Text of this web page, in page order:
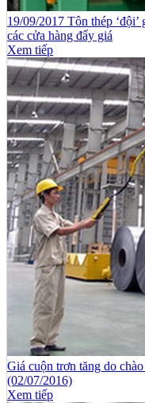
19/09/2017 Tôn thép
các cửa hàng đẩy giá
Xem tiếp
Giá cuộn trơn tăng do
(02/07/2016)
Xem tiếp